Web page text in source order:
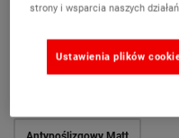
Wersja:
strony i wsparcia naszych
Ustawienia plików